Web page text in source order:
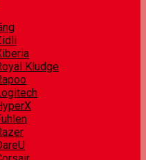
Kludge